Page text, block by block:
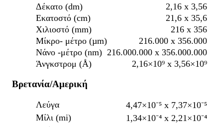
Δέκατο (dm)
2,16 x 3,56
Εκατοστό (cm)
21,6 x 35,6
Χιλιοστό (mm)
216 x 356
Μίκρο- μέτρο (µm)
216.000 x 356.000
Νάνο -μέτρο (nm) 216.000.000 x 356.000.000
Άνγκστρομ (Å)
2,16×10⁹ x 3,56×10⁹
Βρετανία/Αμερική
Λεύγα
4,47×10⁻⁵ x 7,37×10⁻⁵
Μίλι (mi)
1,34×10⁻⁴ x 2,21×10⁻⁴